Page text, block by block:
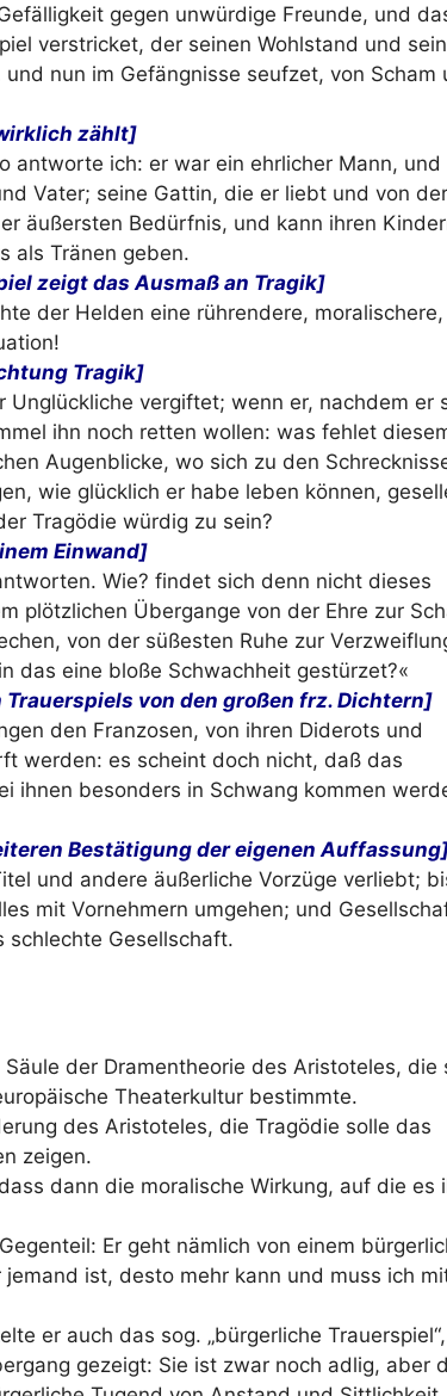
gegen unwürdige Freunde, und
verstricket, der seinen Wohlstand und
nun im Gefängnisse seufzet, von Scham
zählt]
antworte ich: er war ein ehrlicher Mann, und
Vater; seine Gattin, die er liebt und von
äußersten Bedürfnis, und kann ihren
als Tränen geben.
zeigt das Ausmaß an Tragik]
der Helden eine rührendere,
Tragik]
Unglückliche vergiftet; wenn er, nachdem er
ihn noch retten wollen: was fehlet
Augenblicke, wo sich zu den
wie glücklich er habe leben können,
Tragödie würdig zu sein?
Einwand]
Wie? findet sich denn nicht dieses
plötzlichen Übergange von der Ehre zur
von der süßesten Ruhe zur
das eine bloße Schwachheit gestürzet?«
von den großen frz. Dichtern]
den Franzosen, von ihren Diderots und
werden: es scheint doch nicht, daß das
ihnen besonders in Schwang kommen
Bestätigung der eigenen
und andere äußerliche Vorzüge verliebt;
mit Vornehmern umgehen; und
schlechte Gesellschaft.
der Dramentheorie des Aristoteles, die
Theaterkultur bestimmte.
des Aristoteles, die Tragödie solle das
zeigen.
dann die moralische Wirkung, auf die es
Er geht nämlich von einem
ist, desto mehr kann und muss ich
er auch das sog. „bürgerliche
gezeigt: Sie ist zwar noch adlig, aber